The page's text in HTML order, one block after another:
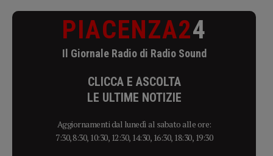
PIACENZA24
Il Giornale Radio di Radio Sound
CLICCA E ASCOLTA
LE ULTIME NOTIZIE
Aggiornamenti dal lunedì al sabato alle ore:
7:30, 8:30, 10:30, 12:30, 14:30, 16:30, 18:30, 19:30